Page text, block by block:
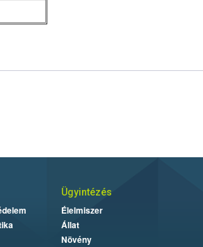
Ügyintézés
Élelmiszer
Állat
Növény